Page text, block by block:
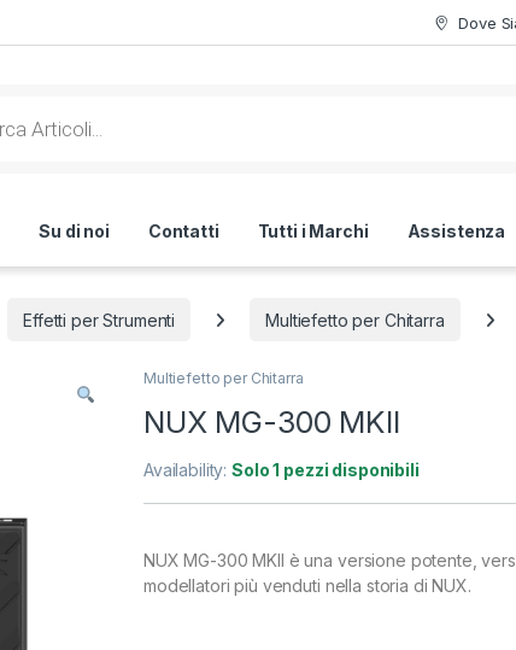
Dove
Su di noi Contatti Tutti i Marchi Assistenza
Effetti per Strumenti Multiefetto per Chitarra
Multiefetto per Chitarra
NUX MG-300 MKII
Availability:Solo 1 pezzi disponibili
NUX MG-300 MKII è una versione potente,
modellatori più venduti nella storia di NUX.